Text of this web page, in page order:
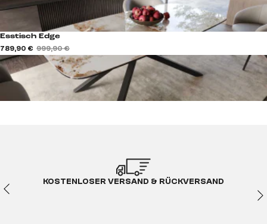
Esstisch Edge
789,90 € 999,90 €
KOSTENLOSER VERSAND & RÜCKVERSAND